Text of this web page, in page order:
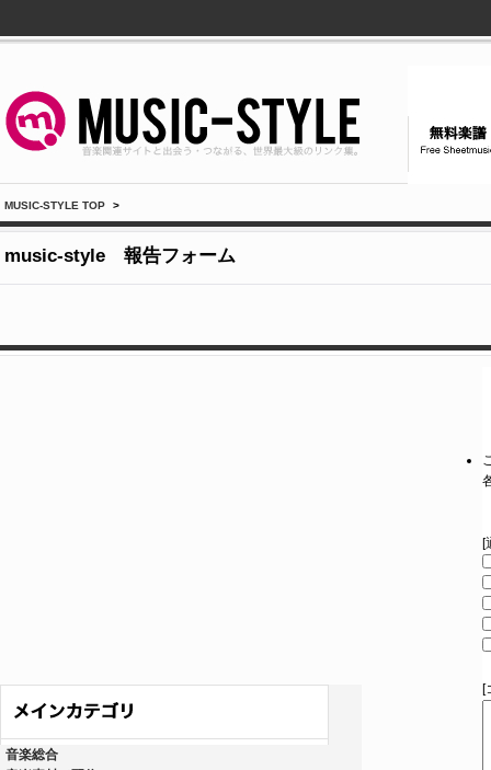
MUSIC-STYLE TOP >
music-style 報告フォーム
音楽総合
[
[